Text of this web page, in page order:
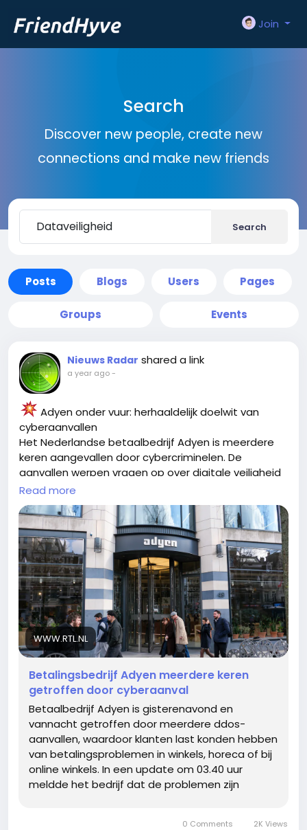
Join
Search
Discover new people, create new
connections and make new friends
Search
Posts Blogs Users Pages
Groups Events
Nieuws Radar shared a link
a year ago-
Adyen onder vuur: herhaaldelijk doelwit van
cyberaanvallen
Het Nederlandse betaalbedrijf Adyen is meerdere
keren aangevallen door cybercriminelen. De
aanvallen werpen vragen op over digitale veiligheid
in de financiële sector.
#Cybersecurity #Adyen#Dataveiligheid#Fintech
#HackAlert
https://www.rtl.nl/nieuws/artikel/5505378/betalings
bedrijf-adyen-meerdere-keren-getroffen-door-
cyberaanval
Read more
WWW.RTL.NL
Betalingsbedrijf Adyen meerdere keren
getroffen door cyberaanval
Betaalbedrijf Adyen is gisterenavond en
vannacht getroffen door meerdere ddos-
aanvallen, waardoor klanten last konden hebben
van betalingsproblemen in winkels, horeca of bij
online winkels. In een update om 03.40 uur
meldde het bedrijf dat de problemen zijn
0 Comments 2K Views